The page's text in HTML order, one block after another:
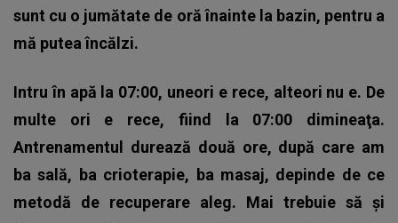
sunt cu o jumătate de oră înainte la bazin, pentru a
mă putea încălzi.
Intru în apă la 07:00, uneori e rece, alteori nu e. De
multe ori e rece, fiind la 07:00 dimineaţa.
Antrenamentul durează două ore, după care am
ba sală, ba crioterapie, ba masaj, depinde de ce
metodă de recuperare aleg. Mai trebuie să şi